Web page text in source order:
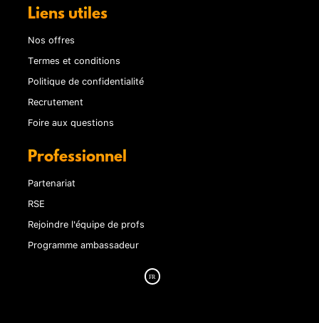
Liens utiles
Nos offres
Termes et conditions
Politique de confidentialité
Recrutement
Foire aux questions
Professionnel
Partenariat
RSE
Rejoindre l'équipe de profs
Programme ambassadeur